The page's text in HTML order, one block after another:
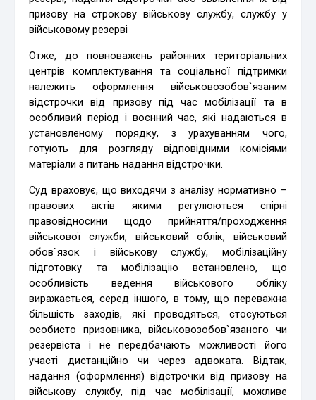
призову на строкову військову службу, службу у
військовому резерві
Отже, до повноважень районних територіальних
центрів комплектування та соціальної підтримки
належить оформлення військовозобов`язаним
відстрочки від призову під час мобілізації та в
особливий період і воєнний час, які надаються в
установленому порядку, з урахуванням чого,
готують для розгляду відповідними комісіями
матеріали з питань надання відстрочки.
Суд враховує, що виходячи з аналізу нормативно –
правових актів якими регулюються спірні
правовідносини щодо прийняття/проходження
військової служби, військовий облік, військовий
обов`язок і військову службу, мобілізаційну
підготовку та мобілізацію встановлено, що
особливість ведення військового обліку
виражається, серед іншого, в тому, що переважна
більшість заходів, які проводяться, стосуються
особисто призовника, військовозобов`язаного чи
резервіста і не передбачають можливості його
участі дистанційно чи через адвоката. Відтак,
надання (оформлення) відстрочки від призову на
військову службу, під час мобілізації, можливе